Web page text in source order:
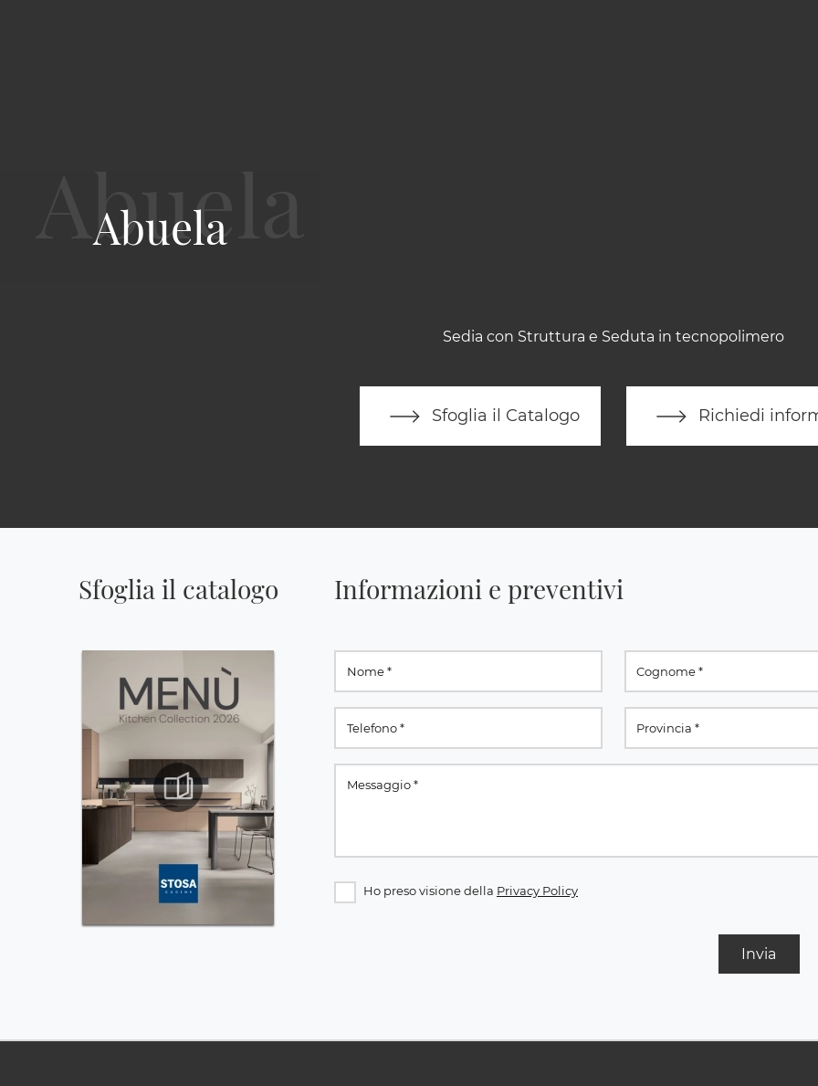
Sedia con Struttura e Seduta in tecnopolimero
Sfoglia il Catalogo Richiedi
Abuela
Sfoglia il catalogo Informazioni e preventivi
Ho preso visione della Privacy Policy
Invia